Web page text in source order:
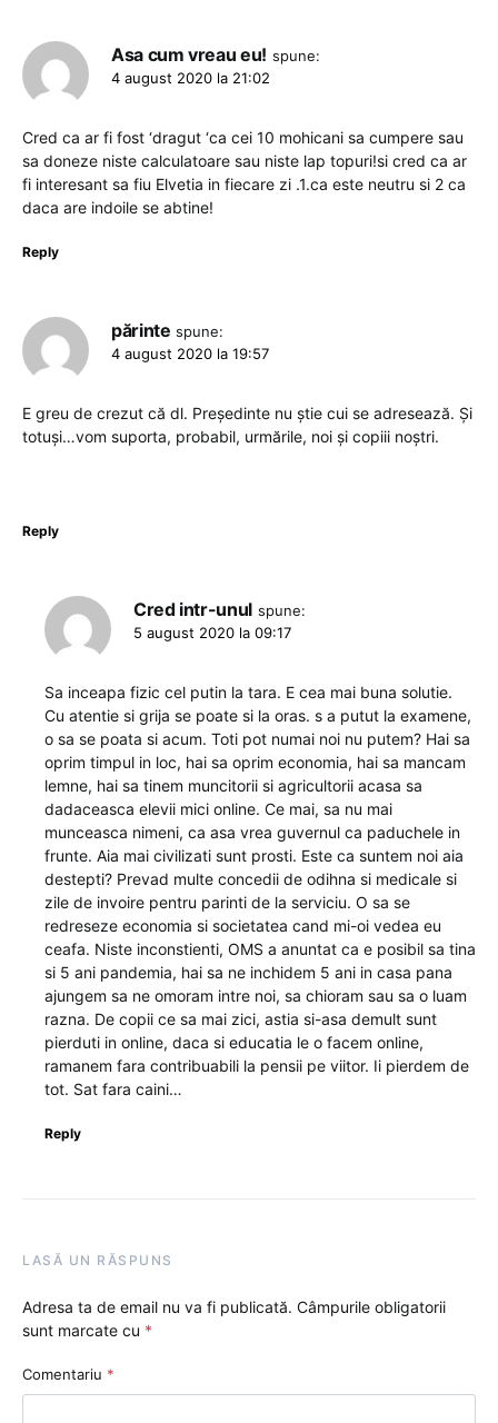
Asa cum vreau eu! spune:
4 august 2020 la 21:02
Cred ca ar fi fost ‘dragut ‘ca cei 10 mohicani sa cumpere sau
sa doneze niste calculatoare sau niste lap topuri!si cred ca ar
fi interesant sa fiu Elvetia in fiecare zi .1.ca este neutru si 2 ca
daca are indoile se abtine!
Reply
părinte spune:
4 august 2020 la 19:57
E greu de crezut că dl. Președinte nu știe cui se adresează. Și
totuși…vom suporta, probabil, urmările, noi și copiii noștri.
Reply
Cred intr-unul spune:
5 august 2020 la 09:17
Sa inceapa fizic cel putin la tara. E cea mai buna solutie.
Cu atentie si grija se poate si la oras. s a putut la examene,
o sa se poata si acum. Toti pot numai noi nu putem? Hai sa
oprim timpul in loc, hai sa oprim economia, hai sa mancam
lemne, hai sa tinem muncitorii si agricultorii acasa sa
dadaceasca elevii mici online. Ce mai, sa nu mai
munceasca nimeni, ca asa vrea guvernul ca paduchele in
frunte. Aia mai civilizati sunt prosti. Este ca suntem noi aia
destepti? Prevad multe concedii de odihna si medicale si
zile de invoire pentru parinti de la serviciu. O sa se
redreseze economia si societatea cand mi-oi vedea eu
ceafa. Niste inconstienti, OMS a anuntat ca e posibil sa tina
si 5 ani pandemia, hai sa ne inchidem 5 ani in casa pana
ajungem sa ne omoram intre noi, sa chioram sau sa o luam
razna. De copii ce sa mai zici, astia si-asa demult sunt
pierduti in online, daca si educatia le o facem online,
ramanem fara contribuabili la pensii pe viitor. Ii pierdem de
tot. Sat fara caini…
Reply
LASĂ UN RĂSPUNS
Adresa ta de email nu va fi publicată. Câmpurile obligatorii
sunt marcate cu *
Comentariu *